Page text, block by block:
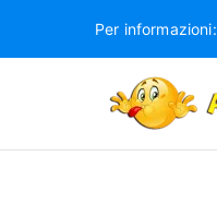
Per informazioni: